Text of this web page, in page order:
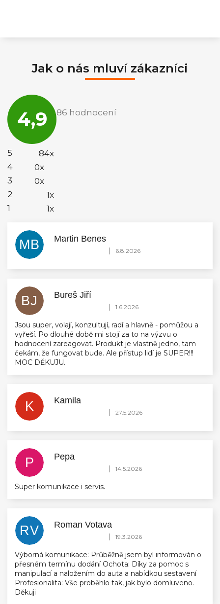
Jak o nás mluví zákazníci
4,9
obchodu
je
86 hodnocení
5
84x
4
0x
3
0x
2
1x
1
1x
MB Martin Benes
Hodnocení obchodu je 5 z 5 hvězdiček.
| 6.8.2026
BJ Bureš Jiří
Hodnocení obchodu je 5 z 5 hvězdiček.
| 1.6.2026
Jsou super, volají, konzultují, radí a hlavně - pomůžou a
vyřeší. Po dlouhé době mi stojí za to na výzvu o
hodnocení zareagovat. Produkt je vlastně jedno, tam
čekám, že fungovat bude. Ale přístup lidí je SUPER!!!
MOC DĚKUJU.
K Kamila
Hodnocení obchodu je 5 z 5 hvězdiček.
| 27.5.2026
P Pepa
Hodnocení obchodu je 5 z 5 hvězdiček.
| 14.5.2026
Super komunikace i servis.
RV Roman Votava
Hodnocení obchodu je 5 z 5 hvězdiček.
| 19.3.2026
Výborná komunikace: Průběžně jsem byl informován o
přesném termínu dodání Ochota: Díky za pomoc s
manipulací a naložením do auta a nabídkou sestavení
Profesionalita: Vše proběhlo tak, jak bylo domluveno.
Děkuji